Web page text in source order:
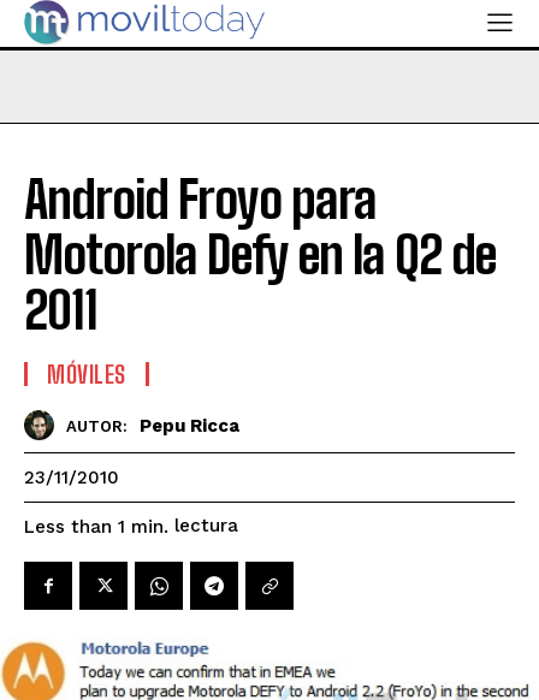
Android Froyo para
Motorola Defy en la Q2 de
2011
MÓVILES
AUTOR: Pepu Ricca
23/11/2010
Less than 1 min. lectura